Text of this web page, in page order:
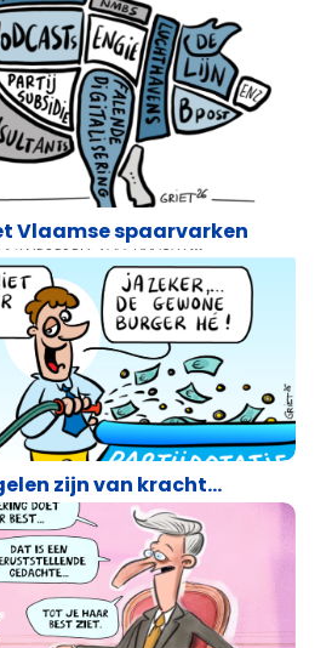
Vlaamse spaarvarken
zijn van kracht…